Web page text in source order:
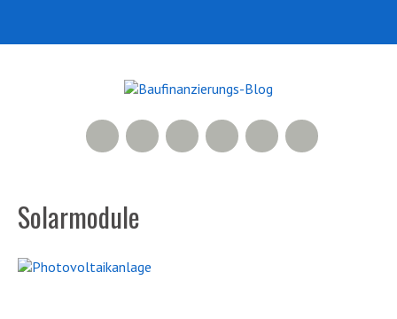
Facebook
500px
LinkedIn
Xing
RSS Feed
Solarmodule